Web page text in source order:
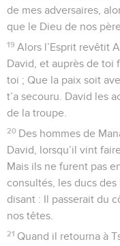
de mes adversaires,
que le Dieu de nos
19 Alors l’Esprit revêtit
David, et auprès de toi
toi ; Que la paix soit
t’a secouru. David les
de la troupe.
20 Des hommes de
David, lorsqu’il vint
Mais ils ne furent pas
consultés, les ducs
disant : Il passerait du
nos têtes.
21 Quand il retourna à